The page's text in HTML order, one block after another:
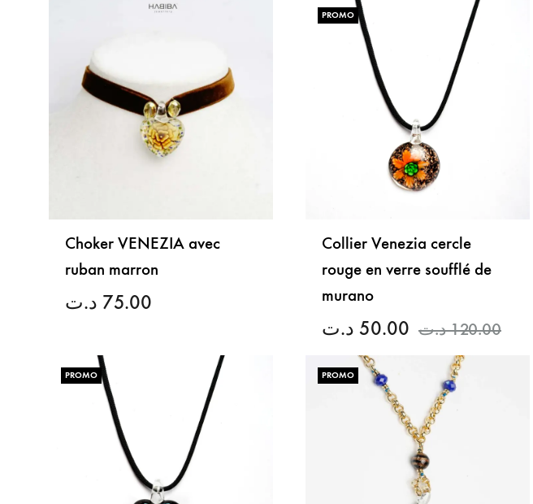
Choker VENEZIA avec
ruban marron
75.00 د.ت
PROMO
Collier Venezia cercle
rouge en verre soufflé de
murano
50.00 د.ت 120.00 د.ت
PROMO PROMO